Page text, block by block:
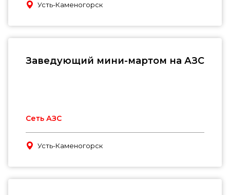
Усть-Каменогорск
Заведующий мини-мартом на АЗС
Сеть АЗС
Усть-Каменогорск